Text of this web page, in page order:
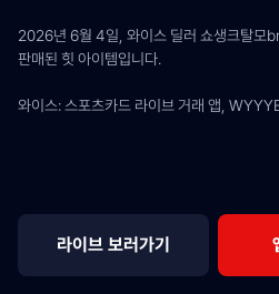
2026년 6월 4일, 와이스 딜러 쇼생크탈모
판매된 힛 아이템입니다.
와이스: 스포츠카드 라이브 거래 앱,
라이브 보러가기